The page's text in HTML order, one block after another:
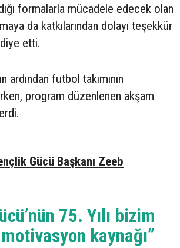
formalarla mücadele edecek olan
da katkılarından dolayı teşekkür
etti.
ardından futbol takımının
program düzenlenen akşam
Gücü Başkanı Zeeb
75. Yılı bizim
kaynağı”